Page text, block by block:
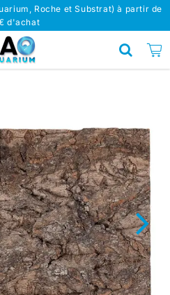
Roche et Substrat) à partir de
d'achat